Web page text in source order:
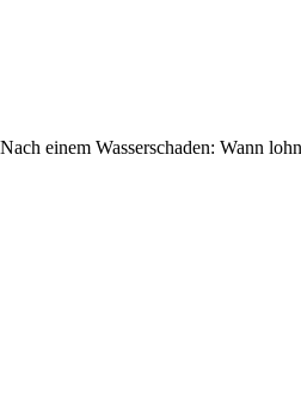
Nach einem Wasserschaden: Wann